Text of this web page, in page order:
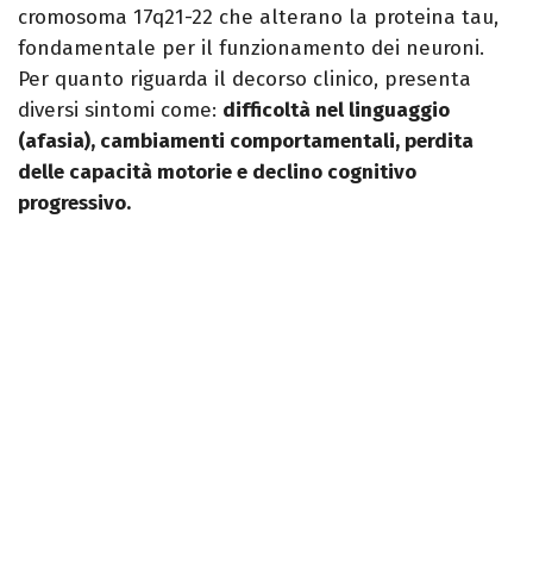
cromosoma 17q21-22 che alterano la proteina tau,
fondamentale per il funzionamento dei neuroni.
Per quanto riguarda il decorso clinico, presenta
diversi sintomi come: difficoltà nel linguaggio
(afasia), cambiamenti comportamentali, perdita
delle capacità motorie e declino cognitivo
progressivo.